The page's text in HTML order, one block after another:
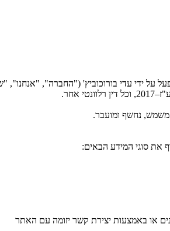
אחר.
משמש, נחשף ומועבר.
את סוגי המידע הבאים:
או באמצעות יצירת קשר יזומה עם האתר